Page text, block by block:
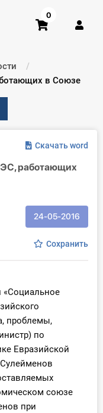
0
в Союзе
Скачать word
работающих
24-05-2016
Сохранить
проблемы,
по
Евразийской
союзе
при